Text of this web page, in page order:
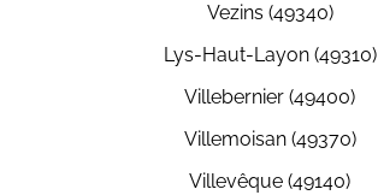
Vezins (49340)
Lys-Haut-Layon (49310)
Villebernier (49400)
Villemoisan (49370)
Villevêque (49140)